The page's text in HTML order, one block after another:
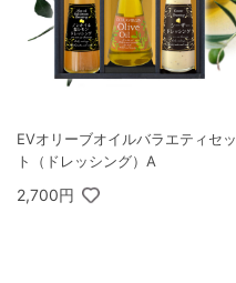
EVオリーブオイルバラエティセッ
ト（ドレッシング）A
2,700円